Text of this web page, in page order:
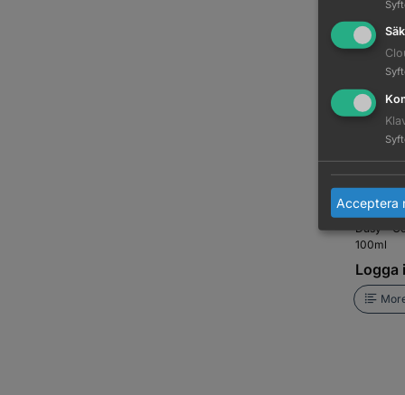
Dusy -
100ml
Logga
Acceptera